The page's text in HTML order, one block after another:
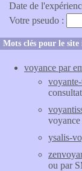
Date de
Votre pseudo :
Mots clés pour le
voyance par
ysalis-
ou par